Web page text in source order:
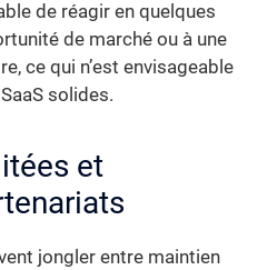
de réagir en quelques
de marché ou à une
ce qui n’est envisageable
solides.
et
jongler entre maintien